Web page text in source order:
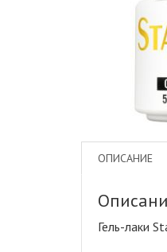
ОПИСАНИЕ
Гель-лаки